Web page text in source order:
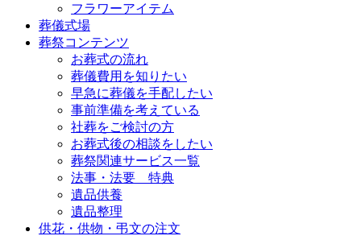
フラワーアイテム
葬儀式場
葬祭コンテンツ
お葬式の流れ
葬儀費用を知りたい
早急に葬儀を手配したい
事前準備を考えている
社葬をご検討の方
お葬式後の相談をしたい
葬祭関連サービス一覧
法事・法要 特典
遺品供養
遺品整理
供花・供物・弔文の注文